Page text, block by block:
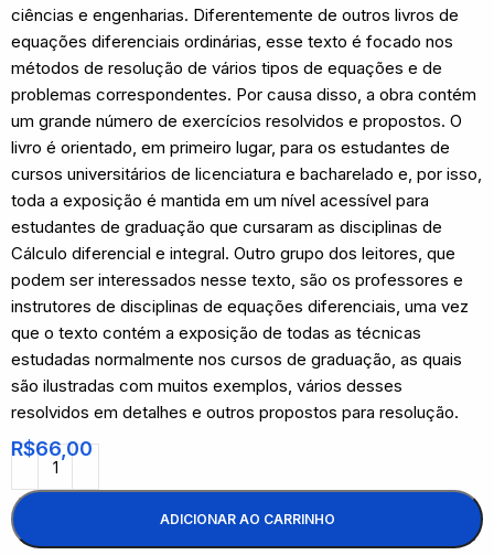
ciências e engenharias. Diferentemente de outros livros de
equações diferenciais ordinárias, esse texto é focado nos
métodos de resolução de vários tipos de equações e de
problemas correspondentes. Por causa disso, a obra contém
um grande número de exercícios resolvidos e propostos. O
livro é orientado, em primeiro lugar, para os estudantes de
cursos universitários de licenciatura e bacharelado e, por isso,
toda a exposição é mantida em um nível acessível para
estudantes de graduação que cursaram as disciplinas de
Cálculo diferencial e integral. Outro grupo dos leitores, que
podem ser interessados nesse texto, são os professores e
instrutores de disciplinas de equações diferenciais, uma vez
que o texto contém a exposição de todas as técnicas
estudadas normalmente nos cursos de graduação, as quais
são ilustradas com muitos exemplos, vários desses
resolvidos em detalhes e outros propostos para resolução.
R$66,00
ADICIONAR AO CARRINHO